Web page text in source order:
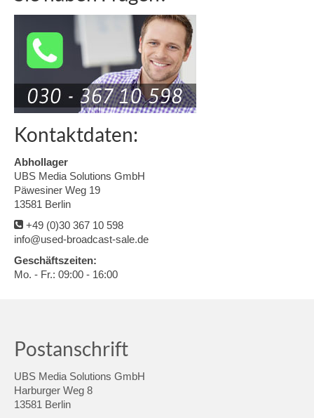
Kontaktdaten:
Abhollager
UBS Media Solutions GmbH
Päwesiner Weg 19
13581 Berlin
+49 (0)30 367 10 598
info@used-broadcast-sale.de
Geschäftszeiten:
Mo. - Fr.: 09:00 - 16:00
Postanschrift
UBS Media Solutions GmbH
Harburger Weg 8
13581 Berlin